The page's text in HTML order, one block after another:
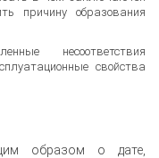
причину образования
несоответствия
свойства
образом о дате,